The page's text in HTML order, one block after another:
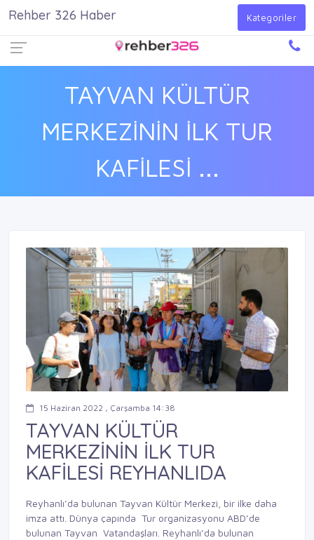
Giriş Yap
TAYVAN KÜLTÜR
MERKEZİNİN İLK TUR
KAFİLESİ ...
Rehber 326 Haber Kategoriler
15 Haziran 2022 , Çarşamba 14:38
TAYVAN KÜLTÜR
MERKEZİNİN İLK TUR
KAFİLESİ REYHANLIDA
Reyhanlı’da bulunan Tayvan Kültür Merkezi, bir ilke daha
imza attı. Dünya çapında Tur organizasyonu ABD’de
bulunan Tayvan Vatandaşları. Reyhanlı’da bulunan